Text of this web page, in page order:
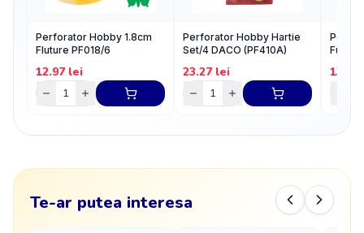
Perforator Hobby 1.8cm
Fluture PF018/6
12.97lei
Perforator Hobby Hartie
Set/4 DACO (PF410A)
23.27lei
Fulg
13.87
Te-ar putea interesa